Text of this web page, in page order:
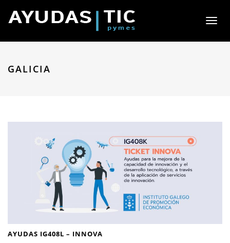
Toggle
GALICIA
AYUDAS IG408L – INNOVA